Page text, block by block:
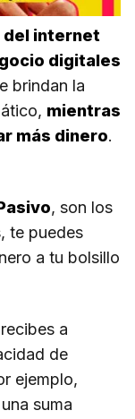
del internet
digitales
brindan la
mientras
más dinero.
, son los
te puedes
a tu bolsillo
a
de
ejemplo,
suma